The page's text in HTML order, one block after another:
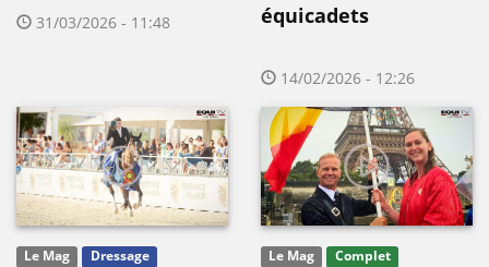
31/03/2026 - 11:48
équicadets
14/02/2026 - 12:26
Le Mag
Dressage
Le Mag
Complet